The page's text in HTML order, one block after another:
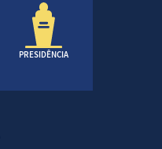
PRESIDÊNCIA